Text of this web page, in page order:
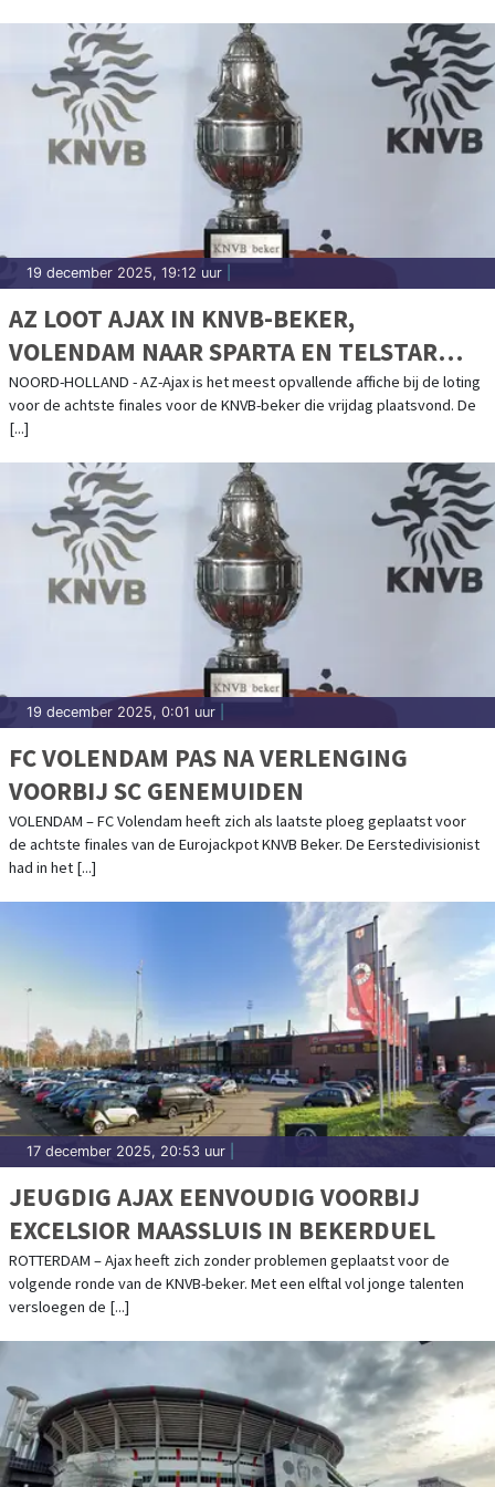
19 december 2025, 19:12 uur
AZ LOOT AJAX IN KNVB-BEKER,
VOLENDAM NAAR SPARTA EN TELSTAR
TEGEN ALMERE CITY FC
NOORD-HOLLAND - AZ-Ajax is het meest opvallende affiche bij de loting
voor de achtste finales voor de KNVB-beker die vrijdag plaatsvond. De
[...]
19 december 2025, 0:01 uur
FC VOLENDAM PAS NA VERLENGING
VOORBIJ SC GENEMUIDEN
VOLENDAM – FC Volendam heeft zich als laatste ploeg geplaatst voor
de achtste finales van de Eurojackpot KNVB Beker. De Eerstedivisionist
had in het [...]
17 december 2025, 20:53 uur
JEUGDIG AJAX EENVOUDIG VOORBIJ
EXCELSIOR MAASSLUIS IN BEKERDUEL
ROTTERDAM – Ajax heeft zich zonder problemen geplaatst voor de
volgende ronde van de KNVB-beker. Met een elftal vol jonge talenten
versloegen de [...]